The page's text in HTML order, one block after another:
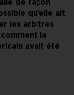
de façon
qu’elle ait
les arbitres
la
avait été